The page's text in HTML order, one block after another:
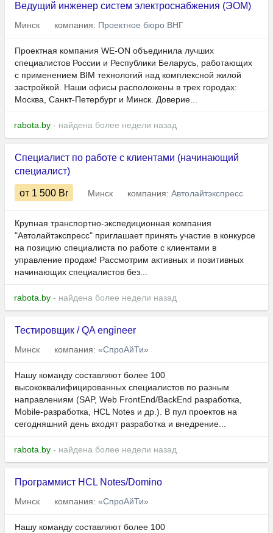
Ведущий инженер систем электроснабжения (ЭОМ)
Минск компания: Проектное бюро ВНГ
Проектная компания WE-ON объединила лучших
специалистов России и Республики Беларусь, работающих
с применением BIM технологий над комплексной жилой
застройкой. Наши офисы расположены в трех городах:
Москва, Санкт-Петербург и Минск. Доверие...
rabota.by - найдена более недели назад
Специалист по работе с клиентами (начинающий
специалист)
от 1 500 Br Минск компания: Автолайтэкспресс
Крупная транспортно-экспедиционная компания
"Автолайтэкспресс" приглашает принять участие в конкурсе
на позицию специалиста по работе с клиентами в
управление продаж! Рассмотрим активных и позитивных
начинающих специалистов без...
rabota.by - найдена более недели назад
Тестировщик / QA engineer
Минск компания: «СпроАйТи»
Нашу команду составляют более 100
высококвалифицированных специалистов по разным
направлениям (SAP, Web FrontEnd/BackEnd разработка,
Mobile-разработка, HCL Notes и др.). В пул проектов на
сегодняшний день входят разработка и внедрение...
rabota.by - найдена более недели назад
Программист HCL Notes/Domino
Минск компания: «СпроАйТи»
Нашу команду составляют более 100